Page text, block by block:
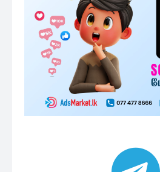
53 minutes ago
சஜித்திடம்
காரணத்தை
சரத்பொன்சேகா
1 மணத்தியாலம் ago